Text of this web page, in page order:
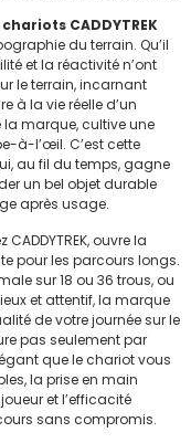
chariots CADDYTREK
du terrain. Qu’il
et la réactivité n’ont
le terrain, incarnant
à la vie réelle d’un
marque, cultive une
à-l’œil. C’est cette
au fil du temps, gagne
un bel objet durable
après usage.
ouvre la
pour les parcours longs.
sur 18 ou 36 trous, ou
et attentif, la marque
de votre journée sur le
pas seulement par
que le chariot vous
la prise en main
et l’efficacité
sans compromis.